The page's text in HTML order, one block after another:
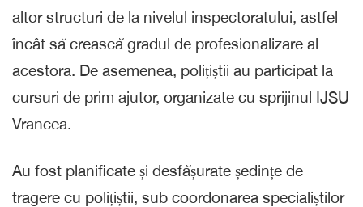
altor structuri de la nivelul inspectoratului, astfel
încât să crească gradul de profesionalizare al
acestora. De asemenea, polițiștii au participat la
cursuri de prim ajutor, organizate cu sprijinul IJSU
Vrancea.
Au fost planificate și desfășurate ședințe de
tragere cu polițiștii, sub coordonarea specialiștilor